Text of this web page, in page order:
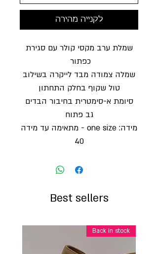
לקנייה מהירה
שמלת ערב מקסי קולר עם סגירת
כפתור
שמלה צמודה מבד לייקרה בשילוב
טול שקוף בחלק התחתון
סיומת א-סימטרית בחיבור הבדים
גב פתוח
מידה: one size - מתאימה עד מידה
40
Best sellers
Back in stock